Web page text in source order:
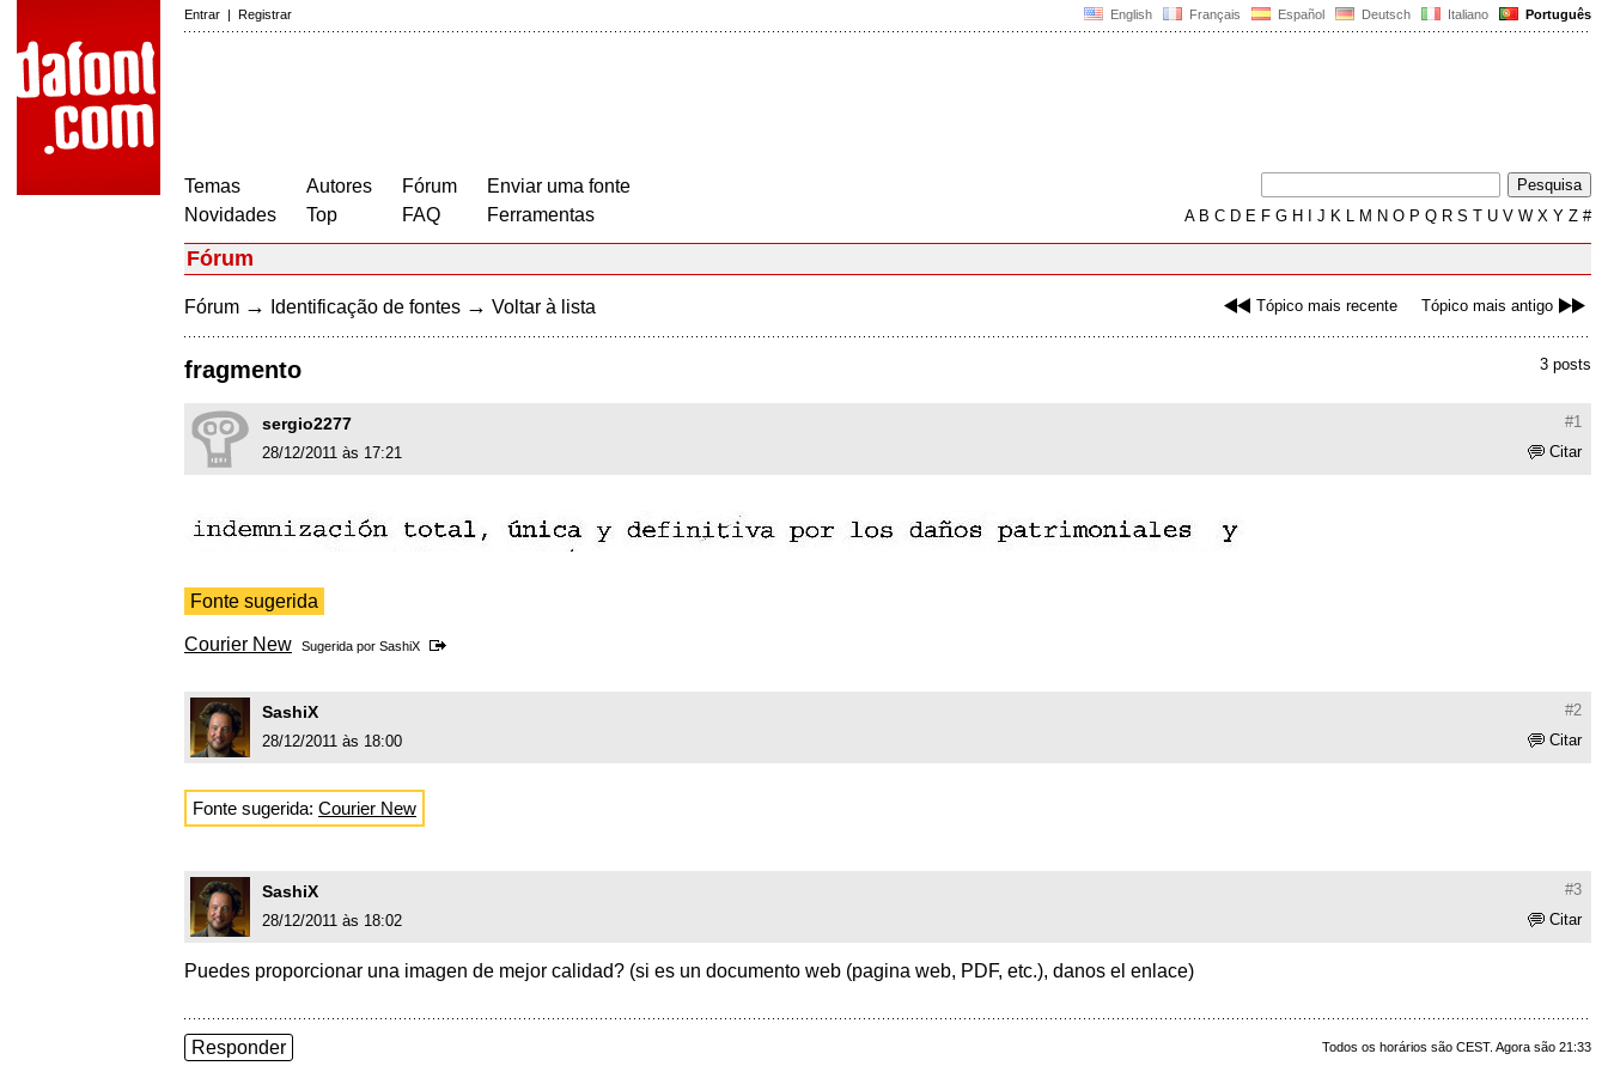
English Français Español Deutsch Italiano Português
Entrar | Registrar
Temas
Novidades
Autores
Top
Fórum
FAQ
Enviar uma fonte
Ferramentas
AB C D E F G H J K L M N O P Q R S T U V W X Y Z #
Fórum
Tópico mais recente Tópico mais antigo
Fórum → Identificação de fontes → Voltar à lista
3 posts
fragmento
#1
sergio2277
Citar
28/12/2011 às 17:21
Fonte sugerida
Courier New Sugerida por SashiX
#2
SashiX
Citar
28/12/2011 às 18:00
Fonte sugerida: Courier New
#3
SashiX
Citar
28/12/2011 às 18:02
Puedes proporcionar una imagen de mejor calidad? (si es un documento web (pagina web, PDF, etc.), danos el enlace)
Todos os horários são CEST. Agora são 21:33
Responder